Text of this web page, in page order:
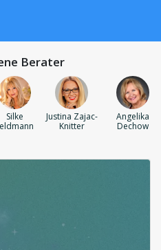
Berater
Silke
Justina Zajac-
Knitter
Angelika
Dechow